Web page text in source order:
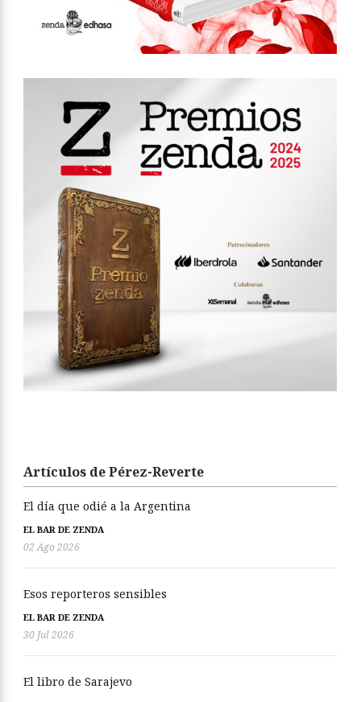
Artículos de Pérez-Reverte
El día que odié a la Argentina
EL BAR DE ZENDA
02 Ago 2026
Esos reporteros sensibles
EL BAR DE ZENDA
30 Jul 2026
El libro de Sarajevo